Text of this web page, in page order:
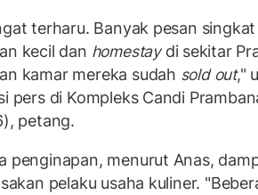
terharu. Banyak pesan
kecil dan homestaydi sekitar
kamar mereka sudah sold out,"
pers di Kompleks Candi
petang.
penginapan, menurut Anas,
pelaku usaha kuliner.